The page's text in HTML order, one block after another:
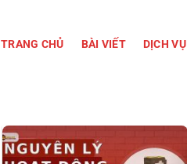
TRANG CHỦ BÀI VIẾT DỊCH VỤ